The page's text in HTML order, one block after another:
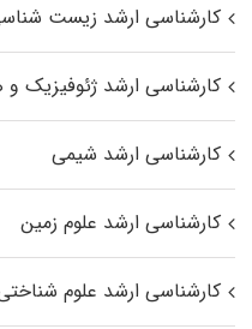
کارشناسی ارشد زیست‌
کارشناسی ارشد ژئوفیزیک
کارشناسی ارشد شیمی
کارشناسی ارشد علوم زمین
کارشناسی ارشد علوم